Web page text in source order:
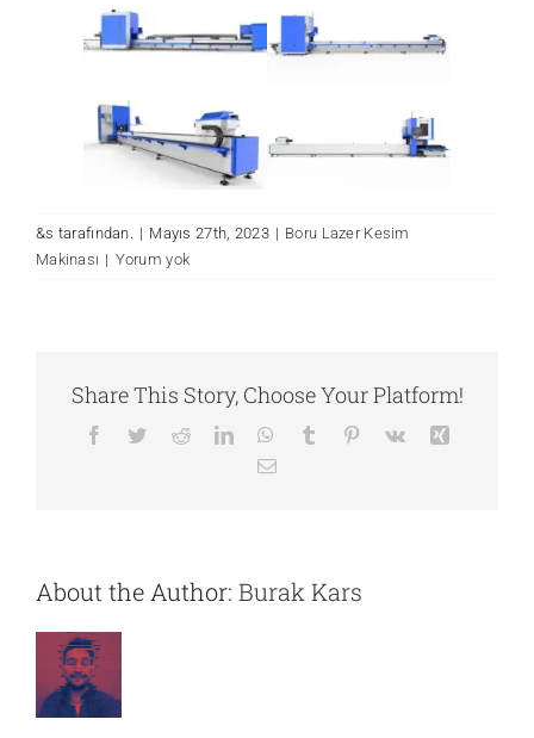
&s tarafından. | Mayıs 27th, 2023 | Boru Lazer Kesim
Makinası | Yorum yok
Share This Story, Choose Your Platform!
Facebook
TwitterRedditLinkedInWhatsApp
Tumblr Pinterest
Vk
E-
About the Author: Burak Kars